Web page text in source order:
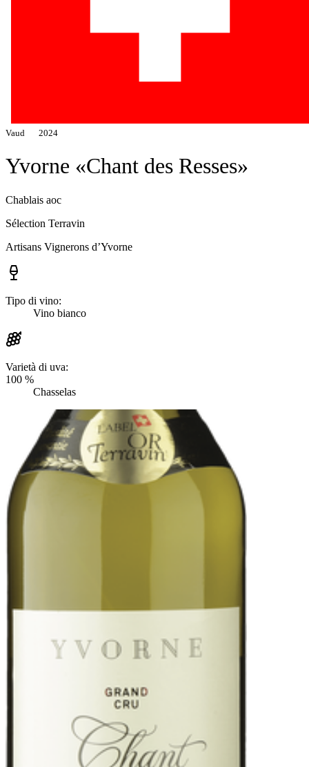
Vaud 2024
Yvorne «Chant des Resses»
Chablais aoc
Sélection Terravin
Artisans Vignerons d’Yvorne
Tipo di vino:
Vino bianco
Varietà di uva:
100 %
Chasselas